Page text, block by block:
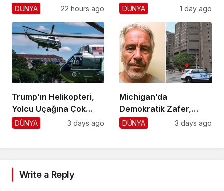
Krizi!
DÜNYA 22 hours ago
Durdurma
DÜNYA 1 day ago
Trump’ın Helikopteri,
Yolcu Uçağına Çok
Yaklaştı!
DÜNYA 3 days ago
Michigan’da
Demokratik Zafer,
Cumhuriyetçilere
DÜNYA 3 days ago
Write a Reply